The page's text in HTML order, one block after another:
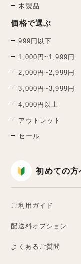
木製品
価格で選ぶ
999円以下
1,000円~1,999円
2,000円~2,999円
3,000円~3,999円
4,000円以上
アウトレット
セール
初めての方
ご利用ガイド
配送料オプション
よくあるご質問